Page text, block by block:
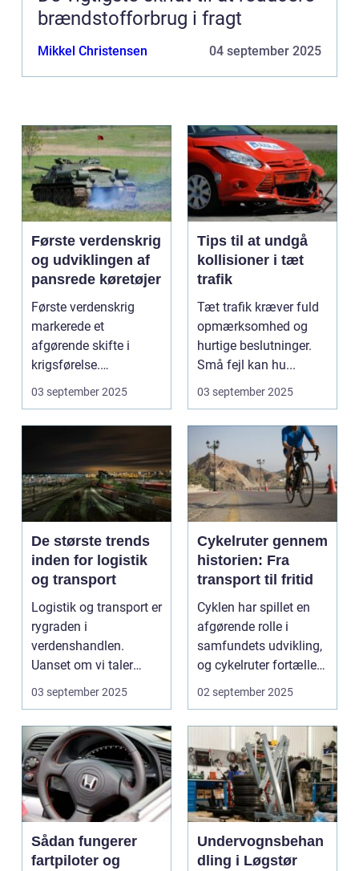
brændstofforbrug i fragt
Mikkel Christensen 04 september 2025
Første verdenskrig
og udviklingen af
pansrede køretøjer
Første verdenskrig
markerede et
afgørende skifte i
krigsførelse.
Industrialiser...
03 september 2025
Tips til at undgå
kollisioner i tæt
trafik
Tæt trafik kræver fuld
opmærksomhed og
hurtige beslutninger.
Små fejl kan hu...
03 september 2025
De største trends
inden for logistik
og transport
Logistik og transport er
rygraden i
verdenshandlen.
Uanset om vi taler
dagligvarer til
supermarkedet...
03 september 2025
Cykelruter gennem
historien: Fra
transport til fritid
Cyklen har spillet en
afgørende rolle i
samfundets udvikling,
og cykelruter fortæller
e...
02 september 2025
Sådan fungerer
fartpiloter og
Undervognsbehan
dling i Løgstør